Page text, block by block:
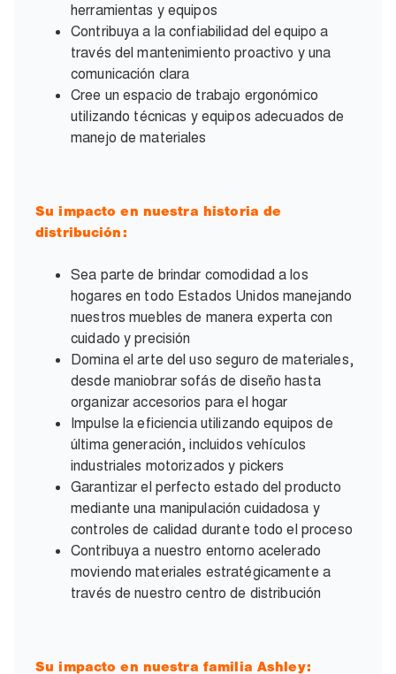
herramientas y equipos
Contribuya a la confiabilidad del equipo a
través del mantenimiento proactivo y una
comunicación clara
Cree un espacio de trabajo ergonómico
utilizando técnicas y equipos adecuados de
manejo de materiales
Su impacto en nuestra historia de
distribución:
Sea parte de brindar comodidad a los
hogares en todo Estados Unidos manejando
nuestros muebles de manera experta con
cuidado y precisión
Domina el arte del uso seguro de materiales,
desde maniobrar sofás de diseño hasta
organizar accesorios para el hogar
Impulse la eficiencia utilizando equipos de
última generación, incluidos vehículos
industriales motorizados y pickers
Garantizar el perfecto estado del producto
mediante una manipulación cuidadosa y
controles de calidad durante todo el proceso
Contribuya a nuestro entorno acelerado
moviendo materiales estratégicamente a
través de nuestro centro de distribución
Su impacto en nuestra familia Ashley: